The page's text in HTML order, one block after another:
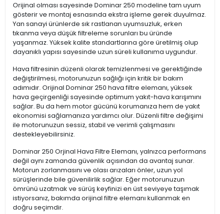
Orijinal olması sayesinde Dominar 250 modeline tam uyum
gösterir ve montaj esnasında ekstra işleme gerek duyulmaz.
Yan sanayi ürünlerde sık rastlanan uyumsuzluk, erken
tıkanma veya düşük filtreleme sorunları bu üründe
yaşanmaz. Yüksek kalite standartlarına göre üretilmiş olup
dayanıklı yapısı sayesinde uzun süreli kullanıma uygundur.
Hava filtresinin düzenli olarak temizlenmesi ve gerektiğinde
değiştirilmesi, motorunuzun sağlığı için kritik bir bakım
adımıdır. Orijinal Dominar 250 hava filtre elemanı, yüksek
hava geçirgenliği sayesinde optimum yakıt-hava karışımını
sağlar. Bu da hem motor gücünü korumanıza hem de yakıt
ekonomisi sağlamanıza yardımcı olur. Düzenli filtre değişimi
ile motorunuzun sessiz, stabil ve verimli çalışmasını
destekleyebilirsiniz.
Dominar 250 Orjinal Hava Filtre Elemanı, yalnızca performans
değil aynı zamanda güvenlik açısından da avantaj sunar.
Motorun zorlanmasını ve olası arızaları önler, uzun yol
sürüşlerinde bile güvenilirlik sağlar. Eğer motorunuzun
ömrünü uzatmak ve sürüş keyfinizi en üst seviyeye taşımak
istiyorsanız, bakımda orijinal filtre elemanı kullanmak en
doğru seçimdir.